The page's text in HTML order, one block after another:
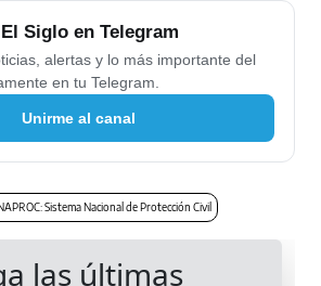
Siglo en Telegram
alertas y lo más importante del
en tu Telegram.
Unirme al canal
Sistema Nacional de Protección Civil